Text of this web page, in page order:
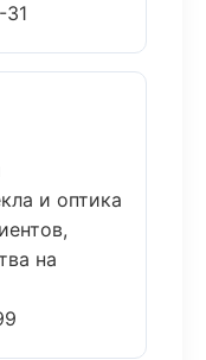
31
и оптика
на